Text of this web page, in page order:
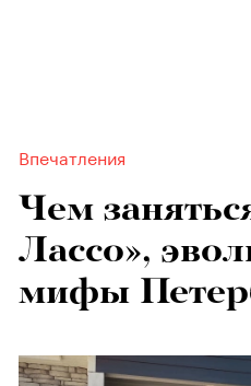
Впечатления
Чем
Лассо»,
мифы